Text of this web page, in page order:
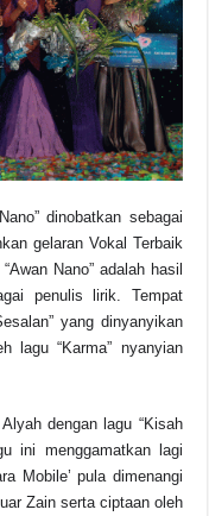
dinobatkan sebagai
gelaran Vokal Terbaik
Nano” adalah hasil
penulis lirik. Tempat
yang dinyanyikan
lagu “Karma” nyanyian
dengan lagu “Kisah
ini menggamatkan lagi
Mobile’ pula dimenangi
Zain serta ciptaan oleh